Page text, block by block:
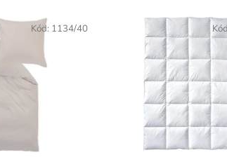
Kód: 1134/40